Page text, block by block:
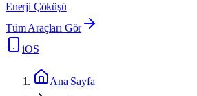
Enerji Çöküşü
Tüm Araçları Gör
iOS
Ana Sayfa